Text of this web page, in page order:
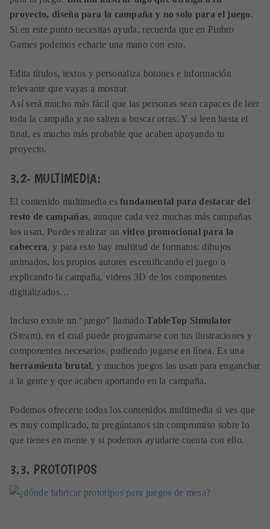
proyecto, diseña para la campaña y no solo para el juego.
Si en este punto necesitas ayuda, recuerda que en Pinbro
Games podemos echarte una mano con esto.
Edita títulos, textos y personaliza botones e información
relevante que vayas a mostrar.
Así será mucho más fácil que las personas sean capaces de leer
toda la campaña y no salten a buscar otras. Y si leen hasta el
final, es mucho más probable que acaben apoyando tu
proyecto.
3.2- MULTIMEDIA:
El contenido multimedia esfundamental para destacar del
resto de campañas, aunque cada vez muchas más campañas
los usan. Puedes realizar un video promocional para la
cabecera, y para esto hay multitud de formatos: dibujos
animados, los propios autores escenificando el juego o
explicando la campaña, videos 3D de los componentes
digitalizados…
Incluso existe un “juego” llamadoTableTop Simulator
(Steam), en el cual puede programarse con tus ilustraciones y
componentes necesarios, pudiendo jugarse en línea. Es una
herramienta brutal, y muchos juegos las usan para enganchar
a la gente y que acaben aportando en la campaña.
Podemos ofrecerte todos los contenidos multimedia si ves que
es muy complicado, tu pregúntanos sin compromiso sobre lo
que tienes en mente y si podemos ayudarte cuenta con ello.
3.3. PROTOTIPOS